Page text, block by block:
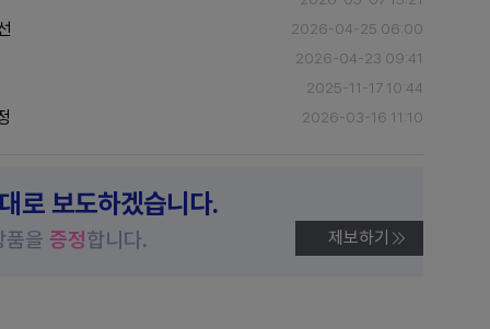
2026-04-25 06:00
2026-04-23 09:41
2025-11-17 10:44
2026-03-16 11:10
로 보도하겠습니다.
품을 증정합니다. 제보하기